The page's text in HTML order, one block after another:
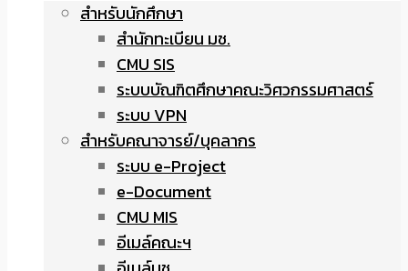
สำหรับนักศึกษา
สำนักทะเบียน มช.
CMU SIS
ระบบบัณฑิตศึกษาคณะวิศวกรรมศาสตร์
ระบบ VPN
สำหรับคณาจารย์/บุคลากร
ระบบ e-Project
e-Document
CMU MIS
อีเมล์คณะฯ